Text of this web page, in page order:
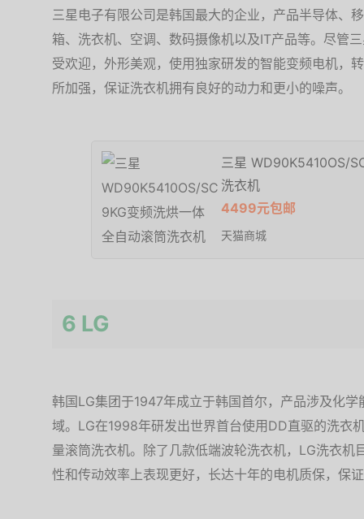
三星电子有限公司是韩国最大的企业，产品半导体、
箱、洗衣机、空调、数码摄像机以及IT产品等。尽管
受欢迎，外形美观，使用独家研发的智能变频电机，
所加强，保证洗衣机拥有良好的动力和更小的噪声。
三星 WD90K5410OS/
洗衣机
4499元包邮
天猫商城
6 LG
韩国LG集团于1947年成立于韩国首尔，产品涉及化
域。LG在1998年研发出世界首台使用DD直驱的洗衣
量滚筒洗衣机。除了几款低端波轮洗衣机，LG洗衣
性和传动效率上表现更好，长达十年的电机质保，保